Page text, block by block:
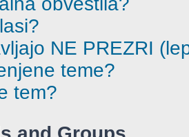
NE PREZRI
teme?
tem?